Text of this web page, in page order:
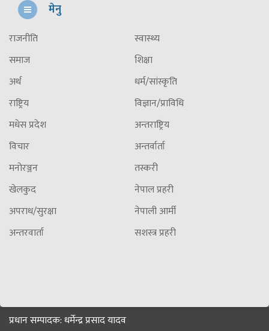
मेनु
राजनीति
समाज
अर्थ
राष्ट्रिय
मधेस प्रदेश
विचार
मनोरञ्जन
खेलकुद
अपराध/सुरक्षा
अन्तरवार्ता
स्वास्थ्य
शिक्षा
धर्म/सांस्कृति
विज्ञान/प्राविधि
अन्तराष्ट्रिय
अन्तर्वार्ता
तस्करी
नेपाल प्रहरी
नेपाली आर्मी
सशस्त्र प्रहरी
प्रधान सम्पादक: धर्मेन्द्र प्रसाद यादव